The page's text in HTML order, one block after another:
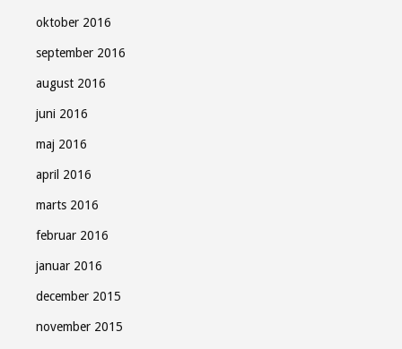
oktober 2016
september 2016
august 2016
juni 2016
maj 2016
april 2016
marts 2016
februar 2016
januar 2016
december 2015
november 2015